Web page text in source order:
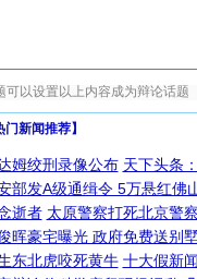
门新闻推荐】
姆绞刑录像公布 天下头条
部发A级通缉令 5万悬红佛
逝者 太原警察打死北京警
晖豪宅曝光 政府免费送别
东北虎咬死黄牛 十大假新